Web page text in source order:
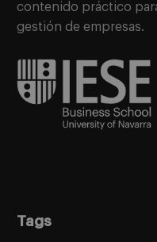
contenido práctico
gestión de empresas.
Tags